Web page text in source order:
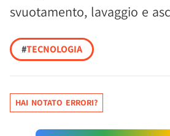
svuotamento, lavaggio e
#TECNOLOGIA
HAI NOTATO ERRORI?